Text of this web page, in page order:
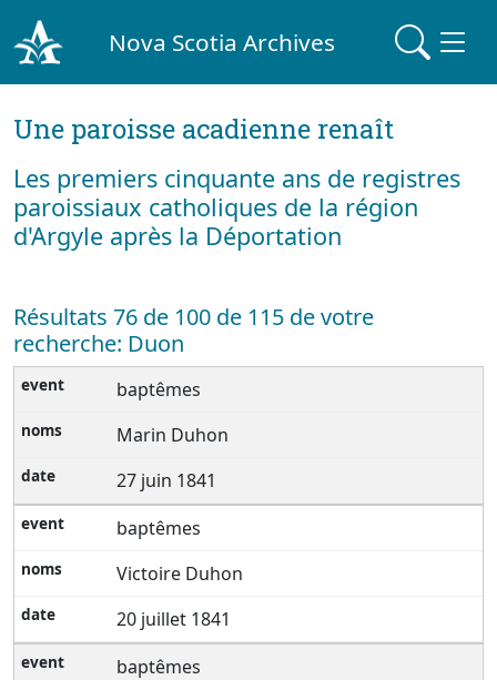
Nova Scotia Archives
Une paroisse acadienne renaît
Les premiers cinquante ans de registres
paroissiaux catholiques de la région
d'Argyle après la Déportation
Résultats 76 de 100 de 115 de votre
recherche: Duon
baptêmes
Marin Duhon
27 juin 1841
baptêmes
Victoire Duhon
20 juillet 1841
baptêmes